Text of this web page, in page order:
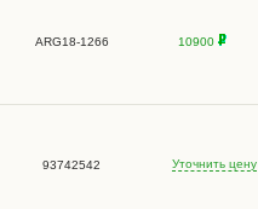
ARG18-1266 10900
93742542 Уточнить цену